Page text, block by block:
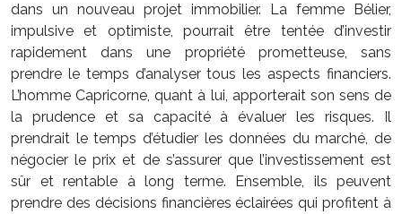
dans un nouveau projet immobilier. La femme Bélier,
impulsive et optimiste, pourrait être tentée d’investir
rapidement dans une propriété prometteuse, sans
prendre le temps d’analyser tous les aspects financiers.
L’homme Capricorne, quant à lui, apporterait son sens de
la prudence et sa capacité à évaluer les risques. Il
prendrait le temps d’étudier les données du marché, de
négocier le prix et de s’assurer que l’investissement est
sûr et rentable à long terme. Ensemble, ils peuvent
prendre des décisions financières éclairées qui profitent à